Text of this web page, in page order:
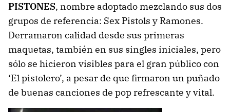
PISTONES, nombre adoptado mezclando sus dos
grupos de referencia: Sex Pistols y Ramones.
Derramaron calidad desde sus primeras
maquetas, también en sus singles iniciales, pero
sólo se hicieron visibles para el gran público con
‘El pistolero’, a pesar de que firmaron un puñado
de buenas canciones de pop refrescante y vital.